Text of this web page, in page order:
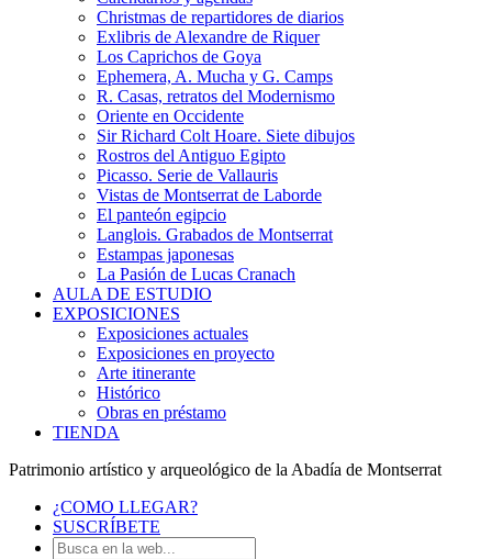
Christmas de repartidores de diarios
Exlibris de Alexandre de Riquer
Los Caprichos de Goya
Ephemera, A. Mucha y G. Camps
R. Casas, retratos del Modernismo
Oriente en Occidente
Sir Richard Colt Hoare. Siete dibujos
Rostros del Antiguo Egipto
Picasso. Serie de Vallauris
Vistas de Montserrat de Laborde
El panteón egipcio
Langlois. Grabados de Montserrat
Estampas japonesas
La Pasión de Lucas Cranach
AULA DE ESTUDIO
EXPOSICIONES
Exposiciones actuales
Exposiciones en proyecto
Arte itinerante
Histórico
Obras en préstamo
TIENDA
Patrimonio artístico y arqueológico de la Abadía de Montserrat
¿COMO LLEGAR?
SUSCRÍBETE